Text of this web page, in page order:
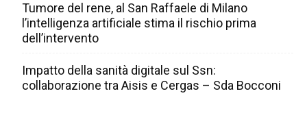
Tumore del rene, al San Raffaele di Milano
l’intelligenza artificiale stima il rischio prima
dell’intervento
Impatto della sanità digitale sul Ssn:
collaborazione tra Aisis e Cergas – Sda Bocconi